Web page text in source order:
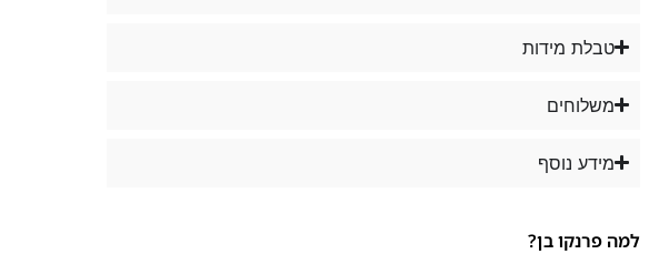
טבלת מידות
משלוחים
מידע נוסף
למה פרנקו בן?